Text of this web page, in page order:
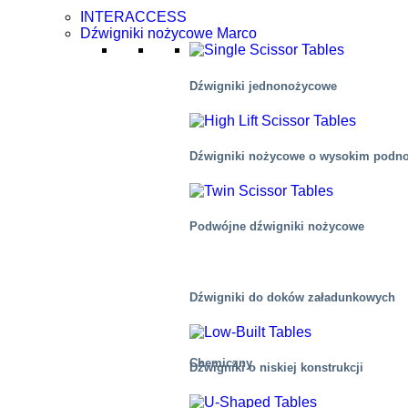
Chemiczny
INTERACCESS
Dźwigniki nożycowe Marco
Dźwigniki jednonożycowe
Dźwigniki nożycowe o wysokim
Podwójne dźwigniki nożycowe
Dźwigniki do doków załadunkowych
Dźwigniki o niskiej konstrukcji